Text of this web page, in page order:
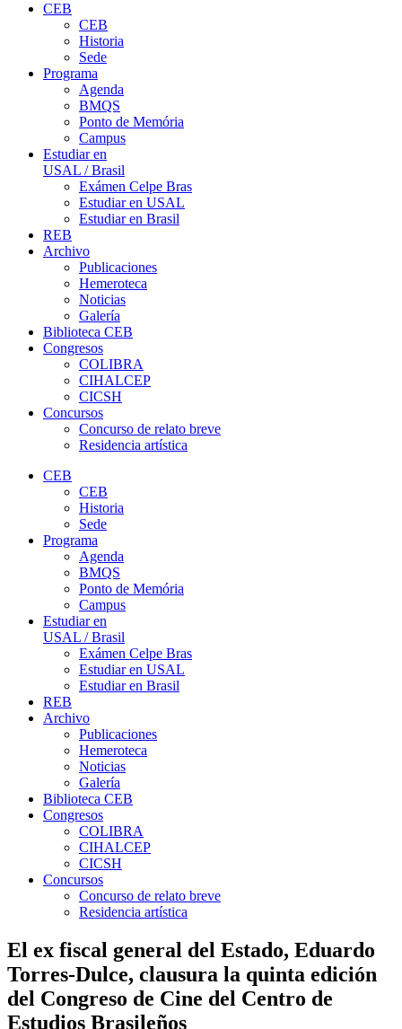
CEB
CEB
Historia
Sede
Programa
Agenda
BMQS
Ponto de Memória
Campus
Estudiar en
USAL / Brasil
Exámen Celpe Bras
Estudiar en USAL
Estudiar en Brasil
REB
Archivo
Publicaciones
Hemeroteca
Noticias
Galería
Biblioteca CEB
Congresos
COLIBRA
CIHALCEP
CICSH
Concursos
Concurso de relato breve
Residencia artística
CEB
CEB
Historia
Sede
Programa
Agenda
BMQS
Ponto de Memória
Campus
Estudiar en
USAL / Brasil
Exámen Celpe Bras
Estudiar en USAL
Estudiar en Brasil
REB
Archivo
Publicaciones
Hemeroteca
Noticias
Galería
Biblioteca CEB
Congresos
COLIBRA
CIHALCEP
CICSH
Concursos
Concurso de relato breve
Residencia artística
El ex fiscal general del Estado, Eduardo
Torres-Dulce, clausura la quinta edición
del Congreso de Cine del Centro de
Estudios Brasileños